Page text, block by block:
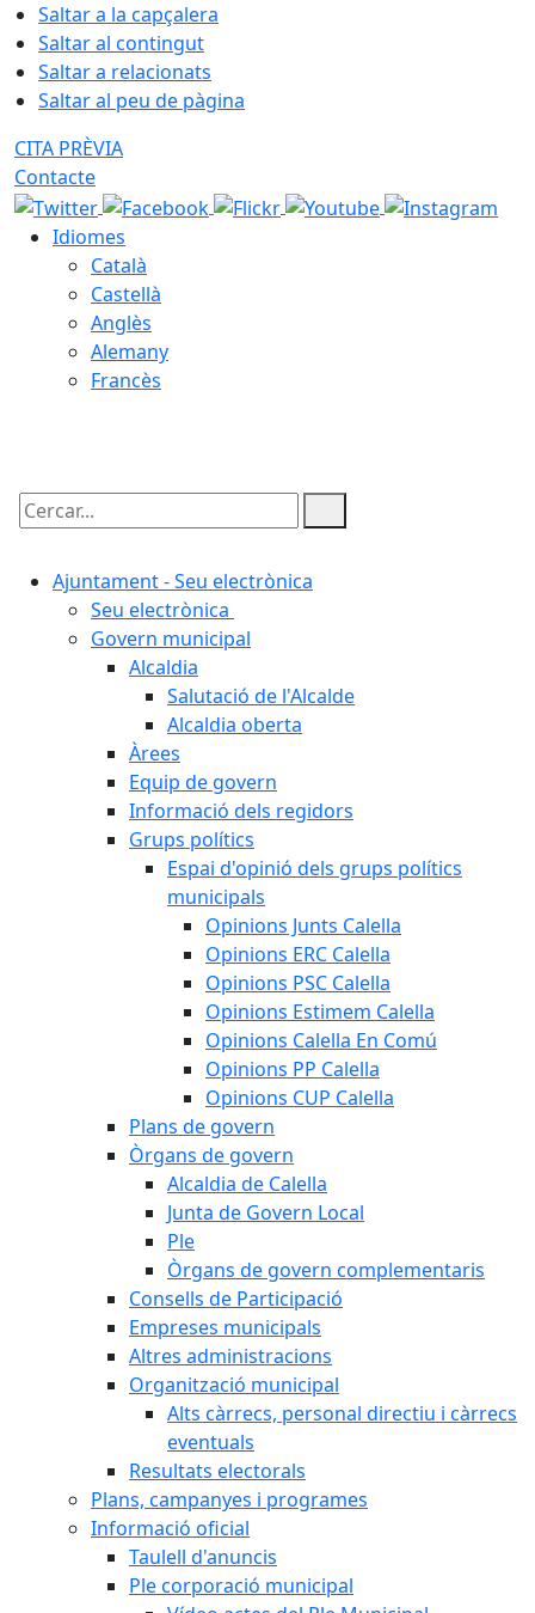
Saltar a la capçalera
Saltar al contingut
Saltar a relacionats
Saltar al peu de pàgina
CITA PRÈVIA
Contacte
Idiomes
Català
Castellà
Anglès
Alemany
Francès
Cercar:
Ajuntament - Seu electrònica
Seu electrònica
Govern municipal
Alcaldia
Salutació de l'Alcalde
Alcaldia oberta
Àrees
Equip de govern
Informació dels regidors
Grups polítics
Espai d'opinió dels grups polítics
municipals
Opinions Junts Calella
Opinions ERC Calella
Opinions PSC Calella
Opinions Estimem Calella
Opinions Calella En Comú
Opinions PP Calella
Opinions CUP Calella
Plans de govern
Òrgans de govern
Alcaldia de Calella
Junta de Govern Local
Ple
Òrgans de govern complementaris
Consells de Participació
Empreses municipals
Altres administracions
Organització municipal
Alts càrrecs, personal directiu i càrrecs
eventuals
Resultats electorals
Plans, campanyes i programes
Informació oficial
Taulell d'anuncis
Ple corporació municipal